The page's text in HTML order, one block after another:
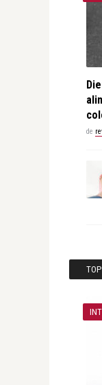
de